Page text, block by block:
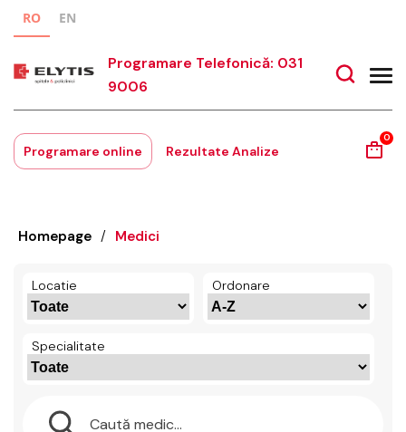
RO EN
Programare Telefonică: 031
9006
Programare online Rezultate Analize
0
Homepage / Medici
Locatie
Specialitate
Ordonare